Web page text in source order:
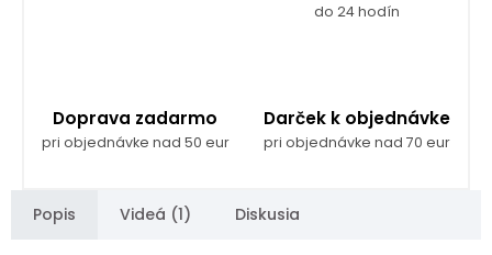
do 24 hodín
Doprava zadarmo
pri objednávke nad 50 eur
Darček k objednávke
pri objednávke nad 70 eur
Popis Videá (1) Diskusia